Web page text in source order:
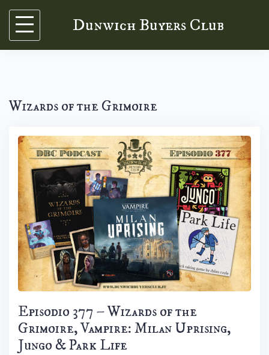
Skip
content
Dunwich Buyers Club
Wizards of the Grimoire
Episodio 377 – Wizards of the
Grimoire, Vampire: Milan Uprising,
Jungo & Park Life